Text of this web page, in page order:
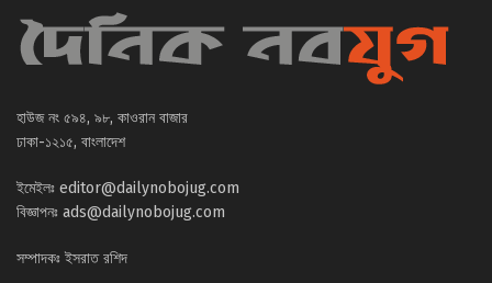
হাউজ নং ৫৯৪, ৯৮, কাওরান বাজার
ঢাকা-১২১৫, বাংলাদেশ
ইমেইলঃ editor@dailynobojug.com
বিজ্ঞাপনঃ ads@dailynobojug.com
সম্পাদকঃ ইসরাত রশিদ